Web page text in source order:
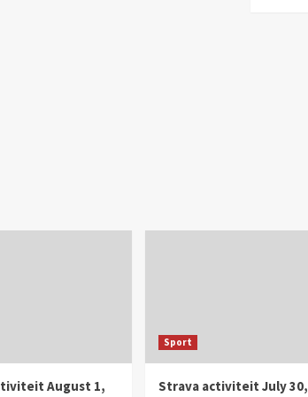
August 1,
Sport
Strava activiteit July 30,